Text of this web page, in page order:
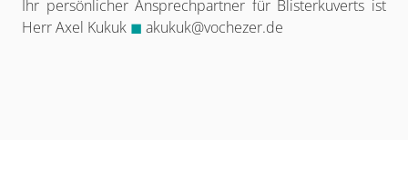
Ihr persönlicher Ansprechpartner für Blisterkuverts ist
Herr Axel Kukuk ◼ akukuk@vochezer.de